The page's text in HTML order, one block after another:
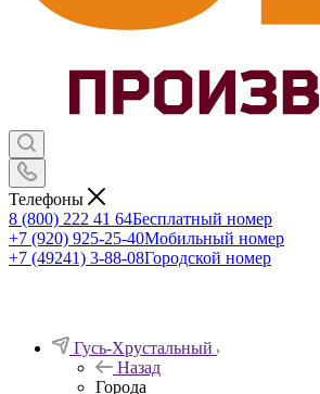
Телефоны
8 (800) 222 41 64Бесплатный номер
+7 (920) 925-25-40Мобильный номер
+7 (49241) 3-88-08Городской номер
Гусь-Хрустальный
Назад
Города